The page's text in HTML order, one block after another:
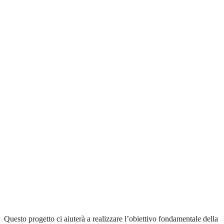
Questo progetto ci aiuterà a realizzare l’obiettivo fondamentale della